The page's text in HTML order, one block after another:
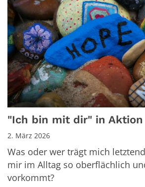
"Ich bin mit dir" in Aktion
2. März 2026
Was oder wer trägt mich
mir im Alltag so oberflächlich
vorkommt?